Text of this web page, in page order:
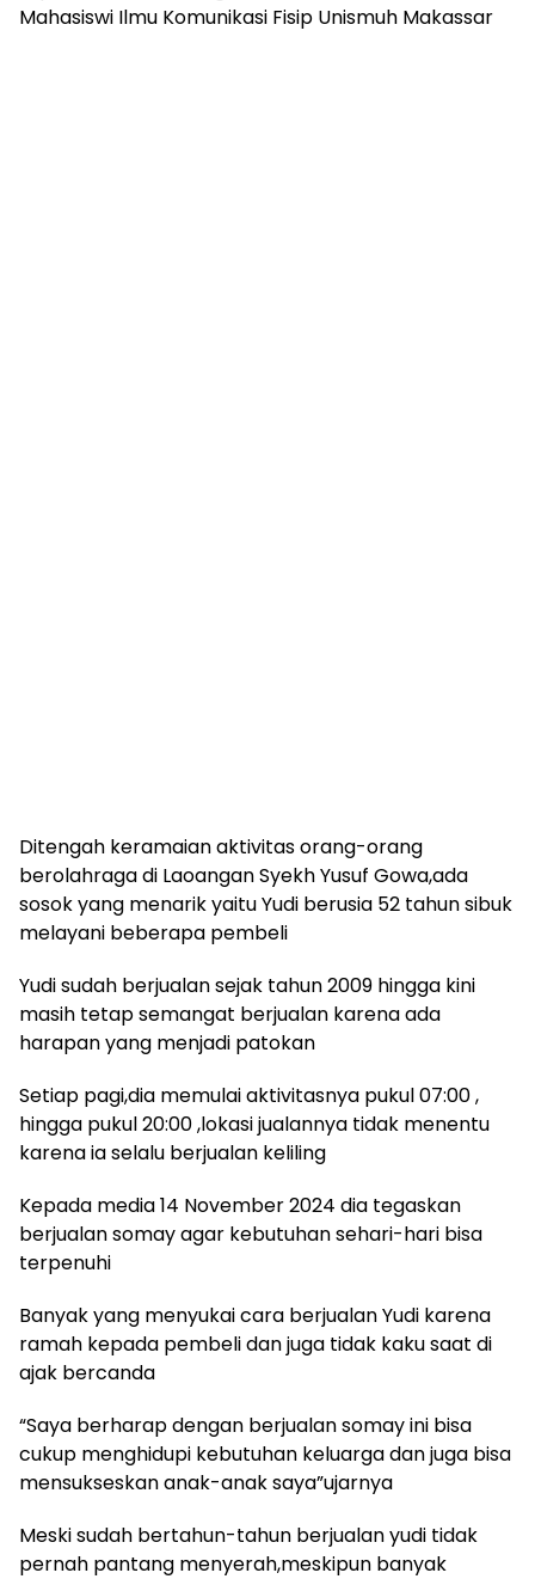
Mahasiswi Ilmu Komunikasi Fisip Unismuh Makassar
Ditengah keramaian aktivitas orang-orang
berolahraga di Laoangan Syekh Yusuf Gowa,ada
sosok yang menarik yaitu Yudi berusia 52 tahun sibuk
melayani beberapa pembeli
Yudi sudah berjualan sejak tahun 2009 hingga kini
masih tetap semangat berjualan karena ada
harapan yang menjadi patokan
Setiap pagi,dia memulai aktivitasnya pukul 07:00 ,
hingga pukul 20:00 ,lokasi jualannya tidak menentu
karena ia selalu berjualan keliling
Kepada media 14 November 2024 dia tegaskan
berjualan somay agar kebutuhan sehari-hari bisa
terpenuhi
Banyak yang menyukai cara berjualan Yudi karena
ramah kepada pembeli dan juga tidak kaku saat di
ajak bercanda
“Saya berharap dengan berjualan somay ini bisa
cukup menghidupi kebutuhan keluarga dan juga bisa
mensukseskan anak-anak saya”ujarnya
Meski sudah bertahun-tahun berjualan yudi tidak
pernah pantang menyerah,meskipun banyak